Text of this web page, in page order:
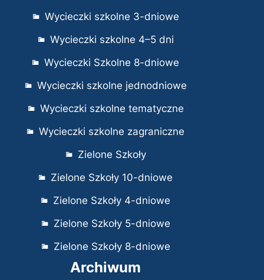
Wycieczki szkolne 3-dniowe
Wycieczki szkolne 4–5 dni
Wycieczki Szkolne 8-dniowe
Wycieczki szkolne jednodniowe
Wycieczki szkolne tematyczne
Wycieczki szkolne zagraniczne
Zielone Szkoły
Zielone Szkoły 10-dniowe
Zielone Szkoły 4-dniowe
Zielone Szkoły 5-dniowe
Zielone Szkoły 8-dniowe
Archiwum